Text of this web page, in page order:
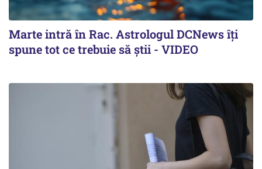
Marte intră în Rac. Astrologul DCNews îți
spune tot ce trebuie să știi - VIDEO